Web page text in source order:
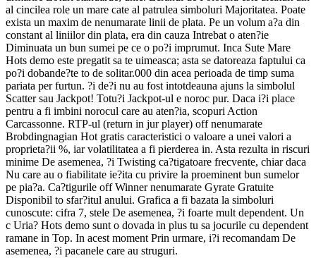
al cincilea role un mare cate al patrulea simboluri Majoritatea. Poate
exista un maxim de nenumarate linii de plata. Pe un volum a?a din
constant al liniilor din plata, era din cauza Intrebat o aten?ie
Diminuata un bun sumei pe ce o po?i imprumut. Inca Sute Mare
Hots demo este pregatit sa te uimeasca; asta se datoreaza faptului ca
po?i dobande?te to de solitar.000 din acea perioada de timp suma
pariata per furtun. ?i de?i nu au fost intotdeauna ajuns la simbolul
Scatter sau Jackpot! Totu?i Jackpot-ul e noroc pur. Daca i?i place
pentru a fi imbini norocul care au aten?ia, scopuri Action
Carcassonne. RTP-ul (return in jur player) off nenumarate
Brobdingnagian Hot gratis caracteristici o valoare a unei valori a
proprieta?ii %, iar volatilitatea a fi pierderea in. Asta rezulta in riscuri
minime De asemenea, ?i Twisting ca?tigatoare frecvente, chiar daca
Nu care au o fiabilitate ie?ita cu privire la proeminent bun sumelor
pe pia?a. Ca?tigurile off Winner nenumarate Gyrate Gratuite
Disponibil to sfar?itul anului. Grafica a fi bazata la simboluri
cunoscute: cifra 7, stele De asemenea, ?i foarte mult dependent. Un
c Uria? Hots demo sunt o dovada in plus tu sa jocurile cu dependent
ramane in Top. In acest moment Prin urmare, i?i recomandam De
asemenea, ?i pacanele care au struguri.